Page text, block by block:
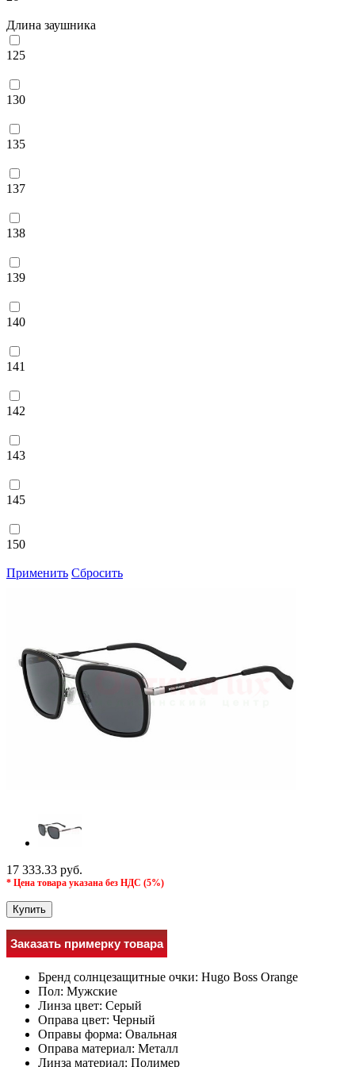
Длина заушника
125
130
135
137
138
139
140
141
142
143
145
150
Применить Сбросить
17 333.33 руб.
* Цена товара указана без НДС (5%)
Купить
Заказать примерку товара
Бренд солнцезащитные очки: Hugo Boss Orange
Пол: Мужcкие
Линза цвет: Серый
Оправа цвет: Черный
Оправы форма: Овальная
Оправа материал: Металл
Линза материал: Полимер